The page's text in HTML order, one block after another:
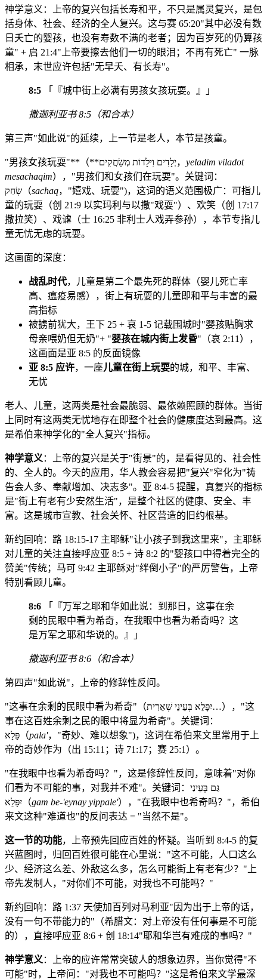
神学意义：上帝的复兴包括长寿和平，不只是属灵复兴，是包
括身体、社会、经济的全人复兴。这与赛 65:20"其中必没有数
日夭亡的婴孩，也没有寿数不满的老者；因为百岁死的仍算孩
童" + 启 21:4"上帝要擦去他们一切的眼泪；不再有死亡" 一脉
相承，末世应许包括"无早夭、有长寿"。
8:5 「『城中街上必满有男孩女孩玩耍。』」
撒迦利亚书 8:5（和合本）
第三声"如此说"的延续，上一节是老人，本节是孩童。
"男孩女孩玩耍"**（**יְלָדִים וִילָדוֹת מְשַׂחֲקִים， yeladim viladot
mesachaqim），"男孩们和女孩们在玩耍"。关键词：
שָׂחַק（sachaq，"嬉戏、玩耍")，这词的语义范围极广：可指儿
童的玩耍（创 21:9 以实玛利与以撒"戏耍"）、欢笑（创 17:17
撒拉笑）、戏谑（士 16:25 非利士人戏弄参孙），本节专指儿
童无忧无虑的玩耍。
这画面的深度：
战乱时代，儿童是第二个最先死的群体（婴儿死亡率
高、瘟疫易感），街上有玩耍的儿童即和平与丰富的最
高指标
被掳前犹大，王下 25 + 哀 1-5 记载围城时"婴孩贴胸求
母亲喂奶但无奶"+ "婴孩在城内街上发昏"（哀 2:11），
这画面是亚 8:5 的反面镜像
亚 8:5 应许，一座儿童在街上玩耍的城，和平、丰富、
无忧
老人、儿童，这两类是社会最脆弱、最依赖照顾的群体。当街
上同时有这两类无忧地存在即整个社会的健康度达到最高。这
是希伯来神学化的"全人复兴"指标。
神学意义 ：上帝的复兴是关于"街景"的，是看得见的、社会性
的、全人的。今天的应用，华人教会容易把"复兴"窄化为"祷
告会人多、奉献增加、决志多"。亚 8:4-5 提醒，真复兴的指标
是"街上有老有少安然生活"，是整个社区的健康、安全、丰
富。这是城市宣教、社会关怀、社区营造的旧约根基。
新约回响：路 18:15-17 主耶稣"让小孩子到我这里来"，主耶稣
对儿童的关注直接呼应亚 8:5 + 诗 8:2 的"婴孩口中得着完全的
赞美"传统；马可 9:42 主耶稣对"绊倒小子"的严厉警告，上帝
特别看顾儿童。
8:6 「『万军之耶和华如此说：到那日，这事在余
剩的民眼中看为希奇，在我眼中也看为希奇吗？这
是万军之耶和华说的。』」
撒迦利亚书 8:6（和合本）
第四声"如此说"，上帝的修辞性反问。
"这事在余剩的民眼中看为希奇"（יִפָּלֵא בְּעֵינֵי שְׁאֵרִית…），"这
事在这百姓余剩之民的眼中将显为希奇"。关键词：
פָּלָא（pala'，"奇妙、难以想象")，这词在希伯来文里常用于上
帝的奇妙作为（出 15:11；诗 71:17；赛 25:1）。
"在我眼中也看为希奇吗？"，这是修辞性反问，意味着"对你
们看为不可能的事，对我并不难"。关键词：גַּם בְּעֵינַי
יִפָּלֵא（gam be-'eynay yippale'），"在我眼中也希奇吗？"，希伯
来文这种"难道也"的反问表达 = "当然不是"。
这一节的功能，上帝预先回应百姓的怀疑。当听到 8:4-5 的复
兴蓝图时，归回百姓很可能在心里说："这不可能，人口这么
少、经济这么差、外敌这么多，怎么可能街上有老有少？"上
帝先发制人，"对你们不可能，对我也不可能吗？"
新约回响：路 1:37 天使加百列对马利亚"因为出于上帝的话，
没有一句不带能力的"（希腊文：对上帝没有任何事是不可能
的），直接呼应亚 8:6 + 创 18:14"耶和华岂有难成的事吗？"
神学意义 ：上帝的应许常常突破人的想象边界，当你觉得"不
可能"时，上帝问："对我也不可能吗？"这是希伯来文学最深